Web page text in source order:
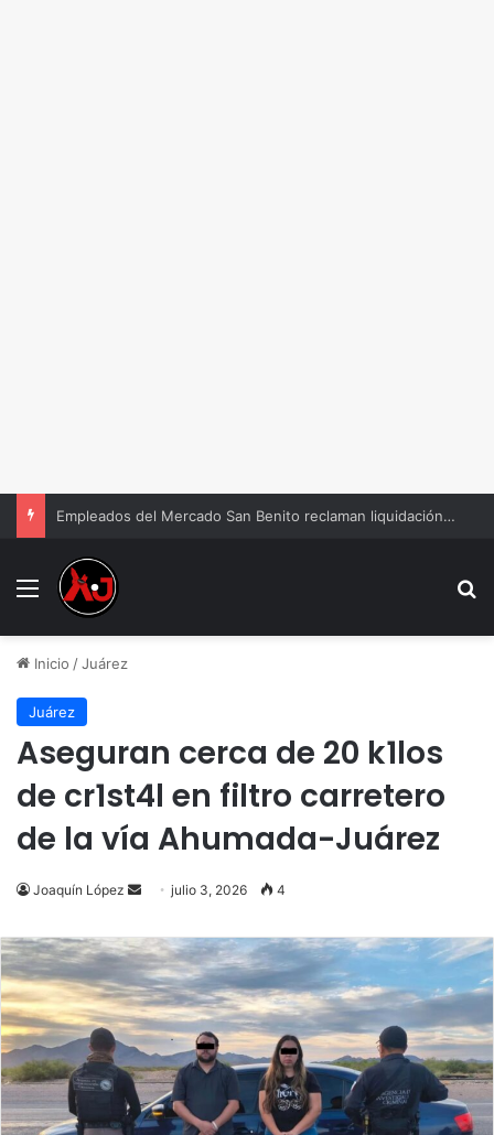
Empleados del Mercado San Benito reclaman liquidación tras cierre
Menu
Inicio /Juárez
Juárez
Aseguran cerca de 20 k1los
de cr1st4l en filtro carretero
de la vía Ahumada-Juárez
Joaquín López
Send
email
julio 3, 2026 4